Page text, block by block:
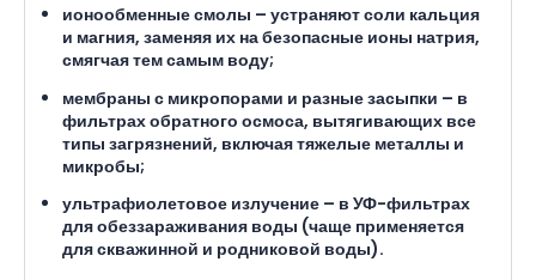
ионообменные смолы – устраняют соли кальция
и магния, заменяя их на безопасные ионы натрия,
смягчая тем самым воду;
мембраны с микропорами и разные засыпки – в
фильтрах обратного осмоса, вытягивающих все
типы загрязнений, включая тяжелые металлы и
микробы;
ультрафиолетовое излучение – в УФ-фильтрах
для обеззараживания воды (чаще применяется
для скважинной и родниковой воды).